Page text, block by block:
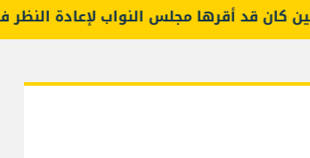
قد أقرها مجلس النواب لإعادة النظر فيها